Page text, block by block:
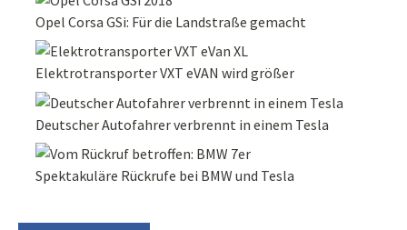
Opel Corsa GSi: Für die Landstraße gemacht
Elektrotransporter VXT eVAN wird größer
Deutscher Autofahrer verbrennt in einem Tesla
Spektakuläre Rückrufe bei BMW und Tesla